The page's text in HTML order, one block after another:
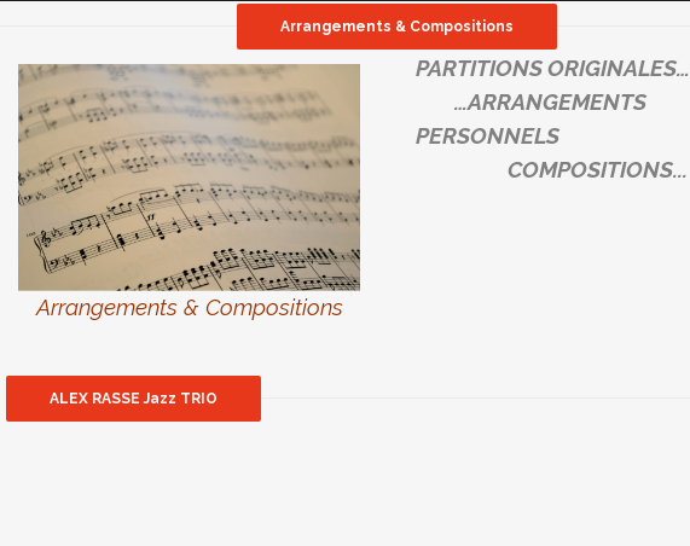
Arrangements & Compositions
Arrangements & Compositions
PARTITIONS ORIGINALES…
…ARRANGEMENTS
PERSONNELS
COMPOSITIONS...
ALEX RASSE Jazz TRIO